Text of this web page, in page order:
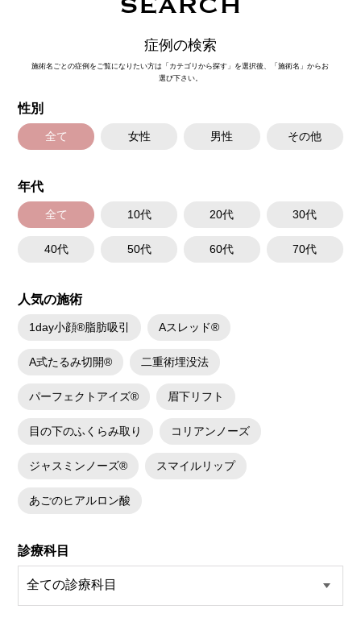
症例の検索
施術名ごとの症例をご覧になりたい方は「カテゴリから探す」を選択後、「施術名」からお
選び下さい。
性別
全て 女性 男性 その他
年代
全て 10代 20代 30代
40代 50代 60代 70代
人気の施術
1day小顔®脂肪吸引 Aスレッド®
A式たるみ切開® 二重術埋没法
パーフェクトアイズ® 眉下リフト
目の下のふくらみ取り コリアンノーズ
ジャスミンノーズ® スマイルリップ
あごのヒアルロン酸
診療科目